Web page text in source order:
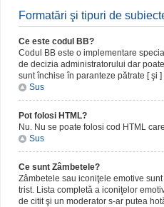
Formatări şi tipuri de
Ce este codul BB?
Codul BB este o implementare
de decizia administratorului dar
sunt închise în paranteze pătrate [ şi
Sus
Pot folosi HTML?
Nu. Nu se poate folosi cod HTML
Sus
Ce sunt Zâmbetele?
Zâmbetele sau iconiţele emotive
trist. Lista completă a iconiţelor
de citit şi un moderator s-ar putea